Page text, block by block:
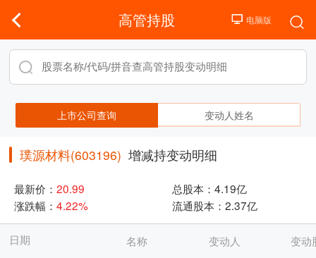
高管持股
上市公司查询 变动人姓名
璞源材料(603196) 增减持变动明细
最新价： 20.99 总股本： 4.19亿
涨跌幅： 4.22% 流通股本： 2.37亿
日期 名称 变动人 变动